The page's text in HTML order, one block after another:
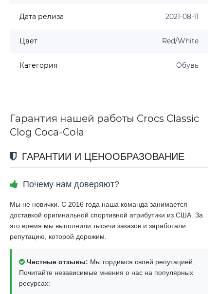
Дата релиза 2021-08-11
Цвет Red/White
Категория Обувь
Гарантия нашей работы Crocs Classic
Clog Coca-Cola
ГАРАНТИИ И ЦЕНООБРАЗОВАНИЕ
Почему нам доверяют?
Мы не новички. С 2016 года наша команда занимается
доставкой оригинальной спортивной атрибутики из США. За
это время мы выполнили тысячи заказов и заработали
репутацию, которой дорожим.
Честные отзывы: Мы гордимся своей репутацией.
Почитайте независимые мнения о нас на популярных
ресурсах: